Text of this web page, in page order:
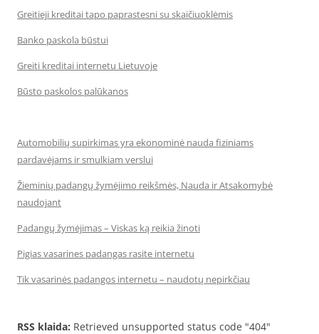
Greitieji kreditai tapo paprastesni su skaičiuoklėmis
Banko paskola būstui
Greiti kreditai internetu Lietuvoje
Būsto paskolos palūkanos
Automobilių supirkimas yra ekonominė nauda fiziniams
pardavėjams ir smulkiam verslui
Žieminių padangų žymėjimo reikšmės, Nauda ir Atsakomybė
naudojant
Padangų žymėjimas – Viskas ką reikia žinoti
Pigias vasarines padangas rasite internetu
Tik vasarinės padangos internetu – naudotų nepirkčiau
RSS klaida: Retrieved unsupported status code "404"